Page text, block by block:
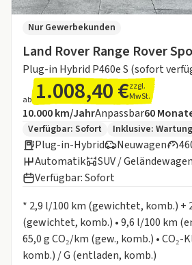
Land Rover Range Rover
Nur Gewerbekunden
ab 1.008,40 €zzgl.
MwSt.
Angebotsdetails:
Inklusive Laufleistung
10.000 km/JahrAnpassbarLaufzeit
60
Zusätzliche Fahrzeuginformationen:
Verfügbar: Sofort Inklusive: Wartung
Plug-in-Hybrid Neuwagen
Automatik
SUV / Geländewagen
Verfügbar: Sofort
* 2,9 l/100 km (gewichtet, komb.) +
(gewichtet, komb.) • 9,6 l/100 km
65,0 g CO₂/km (gew., komb.) • CO₂-
komb.) / G (entladen, komb.)